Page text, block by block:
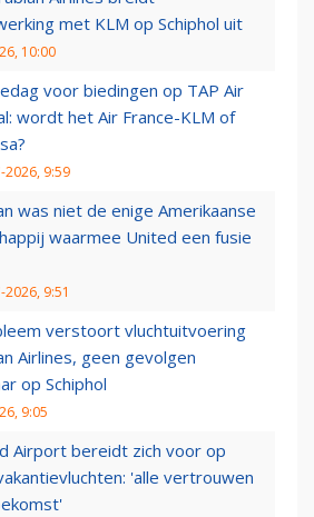
met KLM op Schiphol uit
10:00
voor biedingen op TAP Air
wordt het Air France-KLM of
2026, 9:59
was niet de enige Amerikaanse
waarmee United een fusie
2026, 9:51
verstoort vluchtuitvoering
Airlines, geen gevolgen
op Schiphol
9:05
Airport bereidt zich voor op
'alle vertrouwen